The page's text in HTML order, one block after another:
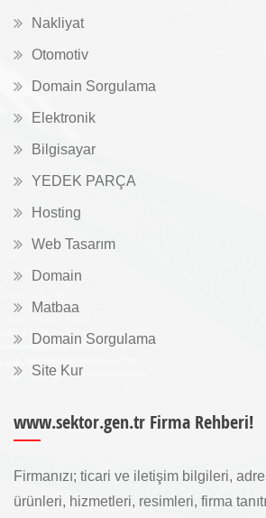
Nakliyat
Otomotiv
Domain Sorgulama
Elektronik
Bilgisayar
YEDEK PARÇA
Hosting
Web Tasarım
Domain
Matbaa
Domain Sorgulama
Site Kur
www.sektor.gen.tr Firma Rehberi!
Firmanızı; ticari ve iletişim bilgileri,
ürünleri, hizmetleri, resimleri, firma